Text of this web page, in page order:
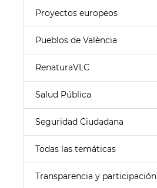
Proyectos europeos
Pueblos de València
RenaturaVLC
Salud Pública
Seguridad Ciudadana
Todas las temáticas
Transparencia y participación